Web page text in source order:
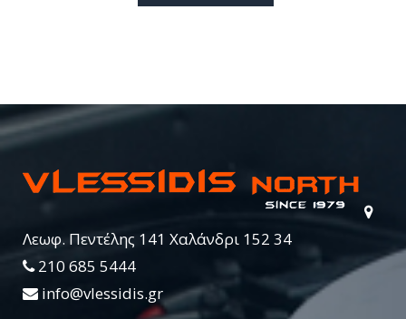
Λεωφ. Πεντέλης 141 Χαλάνδρι 152 34
210 685 5444
info@vlessidis.gr